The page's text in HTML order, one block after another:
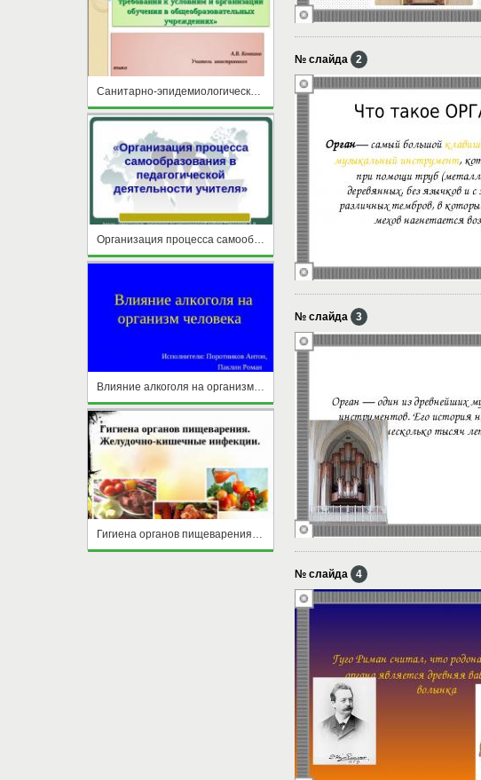
Санитарно-эпидемиологические требования к условиям и организации обучения в общеобразовательных учреждениях
Влияние алкоголя на организм человека
Гигиена органов пищеварения. Желудочно-кишечные инфекции
№ слайда 2
№ слайда 3
№ слайда 4